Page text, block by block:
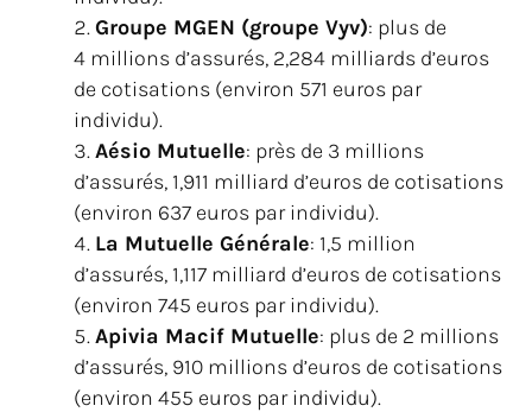
Groupe MGEN (groupe Vyv): plus de
4 millions d’assurés, 2,284 milliards d’euros
de cotisations (environ 571 euros par
individu).
Aésio Mutuelle: près de 3 millions
d’assurés, 1,911 milliard d’euros de cotisations
(environ 637 euros par individu).
La Mutuelle Générale: 1,5 million
d’assurés, 1,117 milliard d’euros de cotisations
(environ 745 euros par individu).
Apivia Macif Mutuelle: plus de 2 millions
d’assurés, 910 millions d’euros de cotisations
(environ 455 euros par individu).